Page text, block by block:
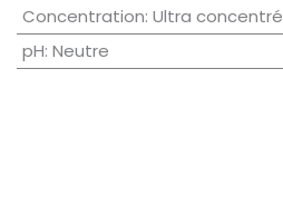
Concentration: Ultra concentré
pH: Neutre